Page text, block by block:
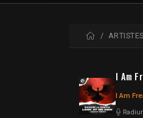
ACCUEIL
ARTISTES
I Am
I Am